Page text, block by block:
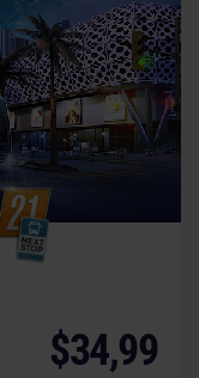
$34,99